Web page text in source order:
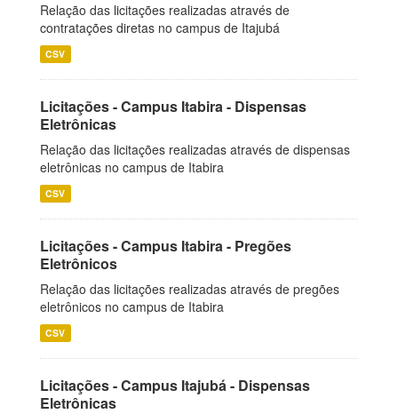
Relação das licitações realizadas através de
contratações diretas no campus de Itajubá
CSV
Licitações - Campus Itabira - Dispensas
Eletrônicas
Relação das licitações realizadas através de dispensas
eletrônicas no campus de Itabira
CSV
Licitações - Campus Itabira - Pregões
Eletrônicos
Relação das licitações realizadas através de pregões
eletrônicos no campus de Itabira
CSV
Licitações - Campus Itajubá - Dispensas
Eletrônicas